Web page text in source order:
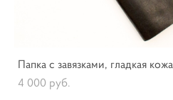
Папка с завязками, гладкая кожа
4 000 pуб.